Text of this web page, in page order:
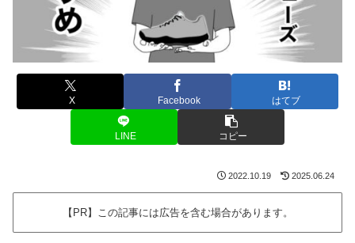
X Facebook はてブ
LINE コピー
2022.10.19 2025.06.24
【PR】この記事には広告を含む場合があります。